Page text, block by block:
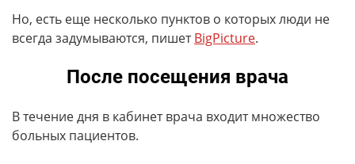
Но, есть еще несколько пунктов о которых люди не
всегда задумываются, пишетBigPicture.
После посещения врача
В течение дня в кабинет врача входит множество
больных пациентов.